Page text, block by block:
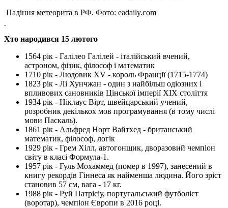
Падіння метеорита в РФ. Фото: eadaily.com
Хто народився 15 лютого
1564 рік - Галілео Галілей - італійський вчений,
астроном, фізик, філософ і математик
1710 рік - Людовик XV - король Франції (1715-1774)
1823 рік - Лі Хунчжан - один з найбільш одіозних і
впливових сановників Цінської імперії XIX століття
1934 рік - Ніклаус Вірт, швейцарський учений,
розробник декількох мов програмування (в тому числі
мови Паскаль).
1861 рік - Альфред Норт Вайтхед - британський
математик, філософ, логік
1929 рік - Грем Хілл, автогонщик, дворазовий чемпіон
світу в класі Формула-1.
1957 рік - Гуль Мохаммед (помер в 1997), занесений в
книгу рекордів Гіннеса як найменша людина. Його зріст
становив 57 см, вага - 17 кг.
1988 рік - Руй Патрісіу, португальський футболіст
(воротар), чемпіон Європи в 2016 році.